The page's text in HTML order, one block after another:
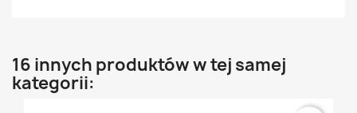
16 innych produktów w tej samej
kategorii: